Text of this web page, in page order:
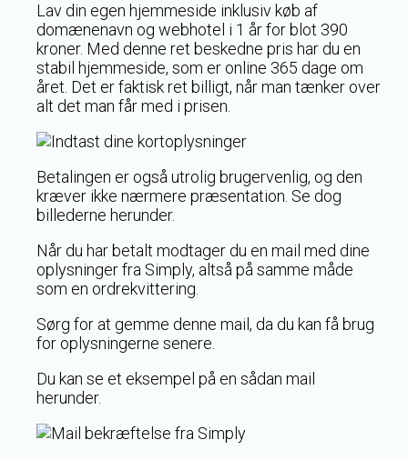
Lav din egen hjemmeside inklusiv køb af
domænenavn og webhotel i 1 år for blot 390
kroner. Med denne ret beskedne pris har du en
stabil hjemmeside, som er online 365 dage om
året. Det er faktisk ret billigt, når man tænker over
alt det man får med i prisen.
Betalingen er også utrolig brugervenlig, og den
kræver ikke nærmere præsentation. Se dog
billederne herunder.
Når du har betalt modtager du en mail med dine
oplysninger fra Simply, altså på samme måde
som en ordrekvittering.
Sørg for at gemme denne mail, da du kan få brug
for oplysningerne senere.
Du kan se et eksempel på en sådan mail
herunder.